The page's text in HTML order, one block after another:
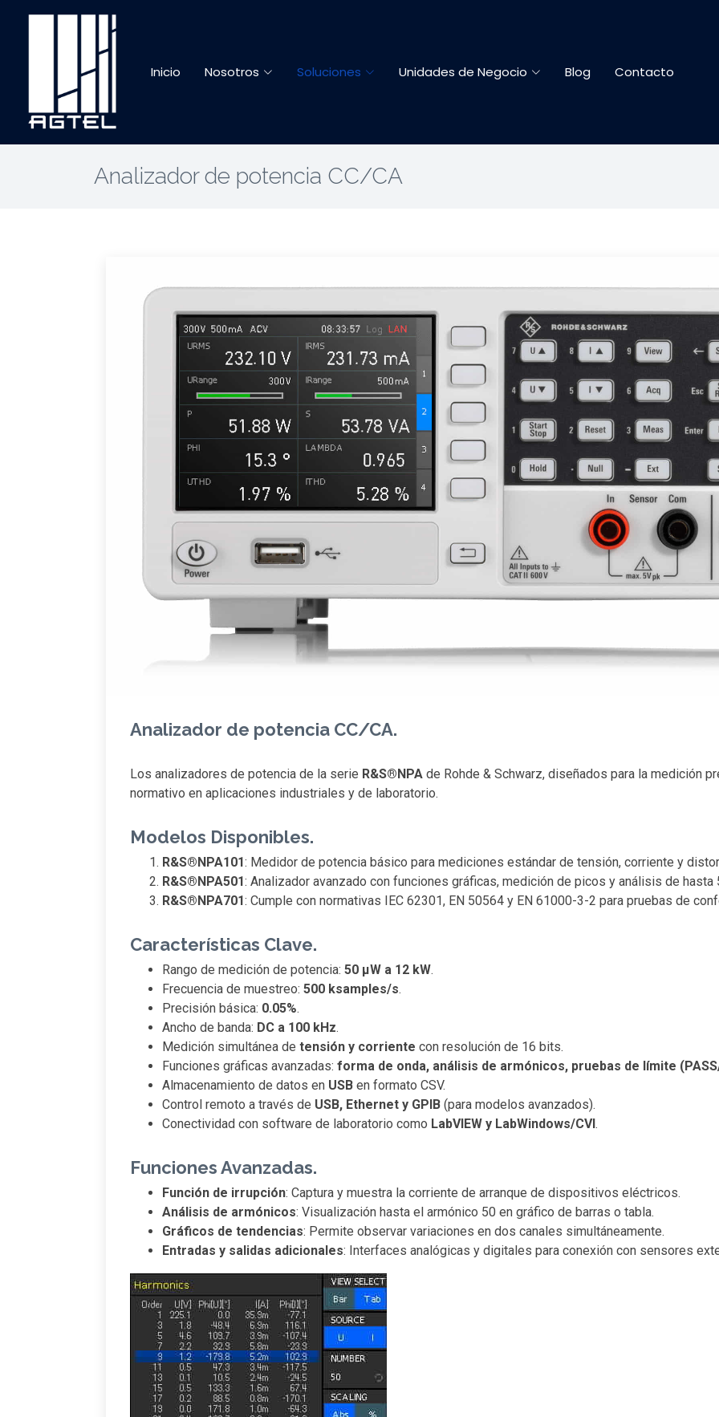
Inicio Nosotros Soluciones Unidades de Negocio Blog Contacto
Analizador de potencia CC/CA
Analizador de potencia CC/CA.
Los analizadores de potencia de la serie R&S®NPA de Rohde & Schwarz, diseñados para la medición
normativo en aplicaciones industriales y de laboratorio.
Modelos Disponibles.
R&S®NPA101: Medidor de potencia básico para mediciones estándar de tensión, corriente y
R&S®NPA501: Analizador avanzado con funciones gráficas, medición de picos y análisis de hasta
R&S®NPA701: Cumple con normativas IEC 62301, EN 50564 y EN 61000-3-2 para pruebas de
Características Clave.
Rango de medición de potencia: 50 µW a 12 kW.
Frecuencia de muestreo: 500 ksamples/s.
Precisión básica: 0.05%.
Ancho de banda: DC a 100 kHz.
Medición simultánea de tensión y corriente con resolución de 16 bits.
Funciones gráficas avanzadas: forma de onda, análisis de armónicos, pruebas de límite
Almacenamiento de datos en USB en formato CSV.
Control remoto a través de USB, Ethernet y GPIB (para modelos avanzados).
Conectividad con software de laboratorio como LabVIEW y LabWindows/CVI.
Funciones Avanzadas.
Función de irrupción: Captura y muestra la corriente de arranque de dispositivos eléctricos.
Análisis de armónicos: Visualización hasta el armónico 50 en gráfico de barras o tabla.
Gráficos de tendencias: Permite observar variaciones en dos canales simultáneamente.
Entradas y salidas adicionales: Interfaces analógicas y digitales para conexión con sensores